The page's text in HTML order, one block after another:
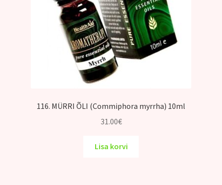
116. MÜRRI ÕLI (Commiphora myrrha) 10ml
31.00€
Lisa korvi